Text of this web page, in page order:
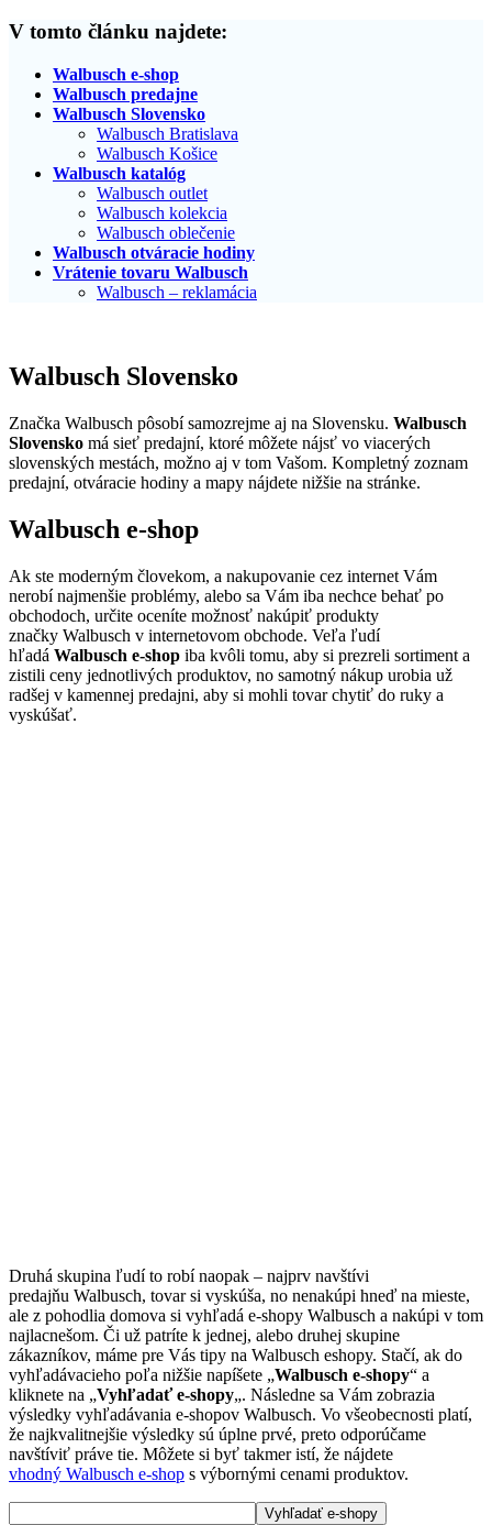
V tomto článku najdete:
Walbusch e-shop
Walbusch predajne
Walbusch Slovensko
Walbusch Bratislava
Walbusch Košice
Walbusch katalóg
Walbusch outlet
Walbusch kolekcia
Walbusch oblečenie
Walbusch otváracie hodiny
Vrátenie tovaru Walbusch
Walbusch – reklamácia
Walbusch Slovensko
Značka Walbusch pôsobí samozrejme aj na Slovensku. Walbusch
Slovensko má sieť predajní, ktoré môžete nájsť vo viacerých
slovenských mestách, možno aj v tom Vašom. Kompletný zoznam
predajní, otváracie hodiny a mapy nájdete nižšie na stránke.
Walbusch e-shop
Ak ste moderným človekom, a nakupovanie cez internet Vám
nerobí najmenšie problémy, alebo sa Vám iba nechce behať po
obchodoch, určite oceníte možnosť nakúpiť produkty
značky Walbusch v internetovom obchode. Veľa ľudí
hľadá Walbusch e-shop iba kvôli tomu, aby si prezreli sortiment a
zistili ceny jednotlivých produktov, no samotný nákup urobia už
radšej v kamennej predajni, aby si mohli tovar chytiť do ruky a
vyskúšať.
Druhá skupina ľudí to robí naopak – najprv navštívi
predajňu Walbusch, tovar si vyskúša, no nenakúpi hneď na mieste,
ale z pohodlia domova si vyhľadá e-shopy Walbusch a nakúpi v tom
najlacnešom. Či už patríte k jednej, alebo druhej skupine
zákazníkov, máme pre Vás tipy na Walbusch eshopy. Stačí, ak do
vyhľadávacieho poľa nižšie napíšete „Walbusch e-shopy“ a
kliknete na „Vyhľadať e-shopy„. Následne sa Vám zobrazia
výsledky vyhľadávania e-shopov Walbusch. Vo všeobecnosti platí,
že najkvalitnejšie výsledky sú úplne prvé, preto odporúčame
navštíviť práve tie. Môžete si byť takmer istí, že nájdete
vhodný Walbusch e-shop s výbornými cenami produktov.